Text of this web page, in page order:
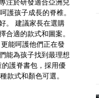
護孩子成長的脊椎。
。 建議家長在選購
適的款式和圖案。
能呵護他們正在發
能為孩子找到最理想
護脊書包，採用優
款式和顏色可選。